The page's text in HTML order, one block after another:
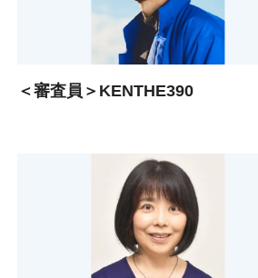
＜審査員＞KENTHE390